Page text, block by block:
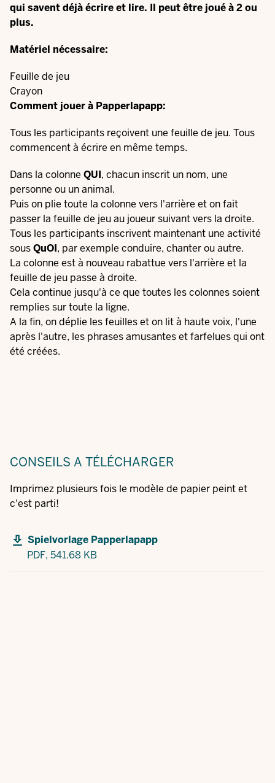
qui savent déjà écrire et lire. Il peut être joué à 2 ou
plus.
Matériel nécessaire:
Feuille de jeu
Crayon
Comment jouer à Papperlapapp:
Tous les participants reçoivent une feuille de jeu. Tous
commencent à écrire en même temps.
Dans la colonne QUI, chacun inscrit un nom, une
personne ou un animal.
Puis on plie toute la colonne vers l'arrière et on fait
passer la feuille de jeu au joueur suivant vers la droite.
Tous les participants inscrivent maintenant une activité
sousQuOI, par exemple conduire, chanter ou autre.
La colonne est à nouveau rabattue vers l'arrière et la
feuille de jeu passe à droite.
Cela continue jusqu'à ce que toutes les colonnes soient
remplies sur toute la ligne.
A la fin, on déplie les feuilles et on lit à haute voix, l'une
après l'autre, les phrases amusantes et farfelues qui ont
été créées.
CONSEILS A TÉLÉCHARGER
Imprimez plusieurs fois le modèle de papier peint et
c'est parti!
Spielvorlage Papperlapapp
PDF, 541.68 KB